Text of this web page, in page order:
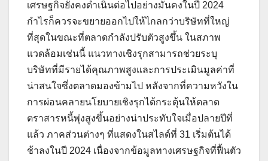
เศรษฐกิจยังคงดำเนินต่อไปอย่างมั่นคงในปี 2024
กำไรก็ควรจะขยายออกไปให้ไกลกว่าบริษัทที่ใหญ่
ที่สุดในขณะที่ตลาดกำลังปรับตัวสูงขึ้น ในสภาพ
แวดล้อมเช่นนี้ แนวทางเชิงรุกสามารถช่วยระบุ
บริษัทที่มีรายได้คุณภาพสูงและการประเมินมูลค่าที่
น่าสนใจซึ่งตลาดมองข้ามไป หลังจากที่ความหวังใน
การผ่อนคลายนโยบายเชิงรุกได้กระตุ้นให้ตลาด
ตราสารหนี้พุ่งสูงขึ้นอย่างน่าประทับใจเมื่อปลายปีที่
แล้ว ภาคส่วนต่างๆ ที่แสดงในสไลด์ที่ 31 เริ่มต้นได้
ช้าลงในปี 2024 เนื่องจากข้อมูลทางเศรษฐกิจที่ฟื้นตัว